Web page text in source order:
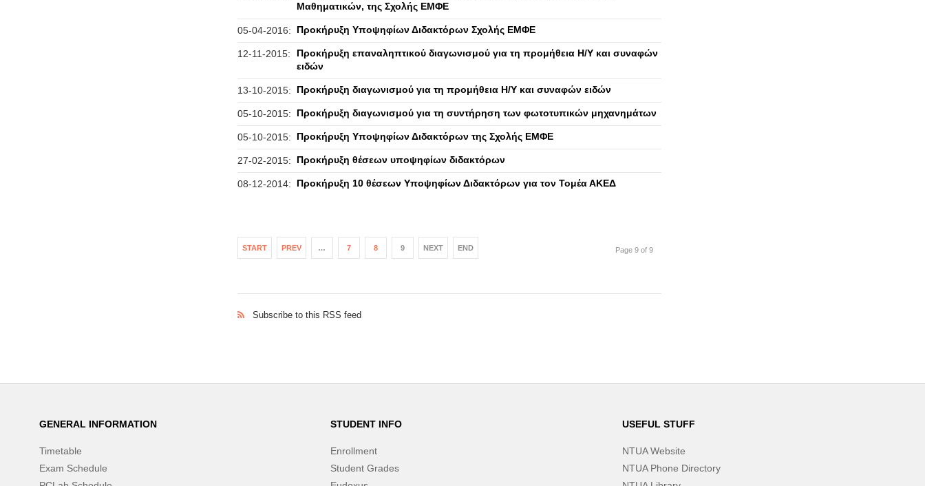
Μαθηματικών, της Σχολής ΕΜΦΕ
05-04-2016: Προκήρυξη Υποψηφίων Διδακτόρων Σχολής ΕΜΦΕ
12-11-2015:
Προκήρυξη επαναληπτικού διαγωνισμού για τη προμήθεια Η/Υ και συναφών
ειδών
13-10-2015: Προκήρυξη διαγωνισμού για τη προμήθεια Η/Υ και συναφών ειδών
05-10-2015: Προκήρυξη διαγωνισμού για τη συντήρηση των φωτοτυπικών μηχανημάτων
05-10-2015: Προκήρυξη Υποψηφίων Διδακτόρων της Σχολής ΕΜΦΕ
27-02-2015: Προκήρυξη θέσεων υποψηφίων διδακτόρων
08-12-2014: Προκήρυξη 10 θέσεων Υποψηφίων Διδακτόρων για τον Τομέα ΑΚΕΔ
START PREV … 7 8 9 NEXT END Page 9 of 9
Subscribe to this RSS feed
GENERAL INFORMATION
Timetable
Exam Schedule
STUDENT INFO
Enrollment
Student Grades
USEFUL STUFF
NTUA Website
NTUA Phone Directory